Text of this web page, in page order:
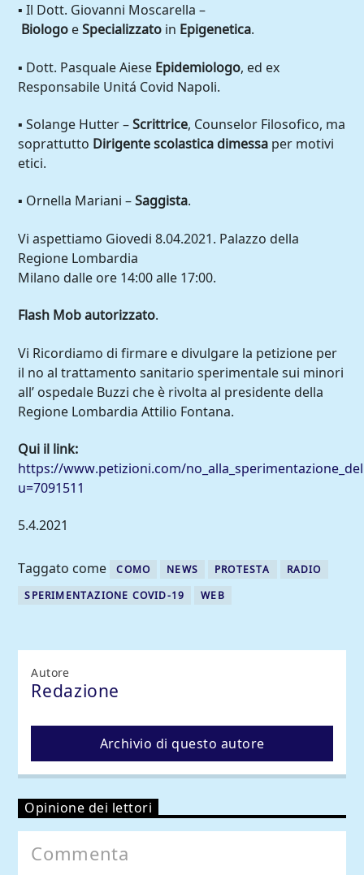
▪ Il Dott. Giovanni Moscarella –
Biologo eSpecializzato in Epigenetica.
▪ Dott. Pasquale Aiese Epidemiologo, ed ex
Responsabile Unitá Covid Napoli.
▪ Solange Hutter –Scrittrice, Counselor Filosofico, ma
soprattutto Dirigente scolastica dimessa per motivi
etici.
▪ Ornella Mariani –Saggista.
Vi aspettiamo Giovedi 8.04.2021. Palazzo della
Regione Lombardia
Milano dalle ore 14:00 alle 17:00.
Flash Mob autorizzato.
Vi Ricordiamo di firmare e divulgare la petizione per
il no al trattamento sanitario sperimentale sui minori
all’ ospedale Buzzi che è rivolta al presidente della
Regione Lombardia Attilio Fontana.
Qui il link:
https://www.petizioni.com/
u=7091511
5.4.2021
Taggato come COMO NEWS PROTESTA
RADIO
SPERIMENTAZIONE COVID-19
WEB
Autore
Redazione
Archivio di questo autore
Opinione dei lettori
Commenta